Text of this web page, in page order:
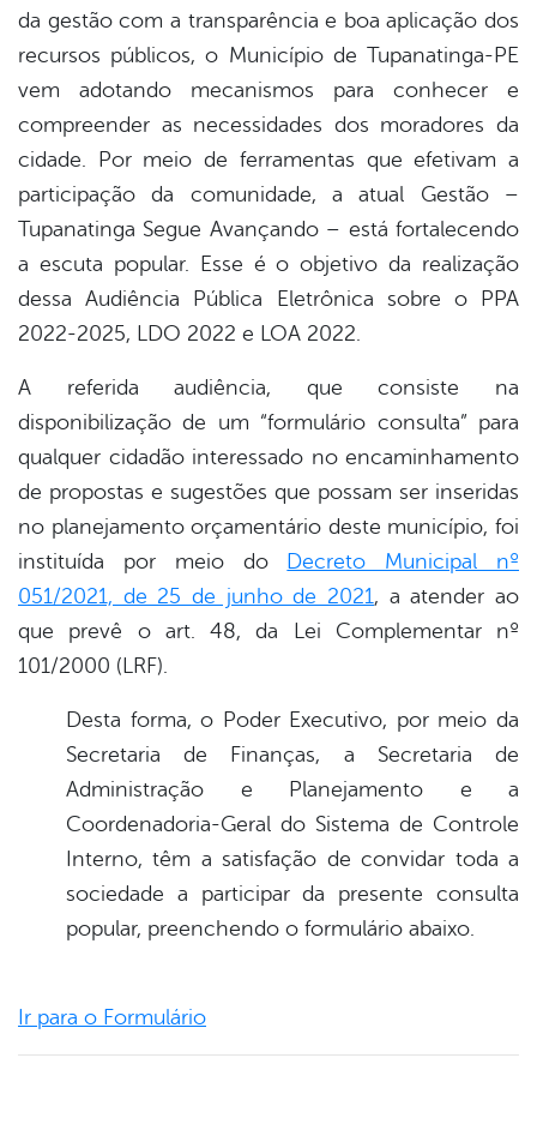
da gestão com a transparência e boa aplicação dos
recursos públicos, o Município de Tupanatinga-PE
vem adotando mecanismos para conhecer e
compreender as necessidades dos moradores da
cidade. Por meio de ferramentas que efetivam a
participação da comunidade, a atual Gestão –
Tupanatinga Segue Avançando – está fortalecendo
a escuta popular. Esse é o objetivo da realização
dessa Audiência Pública Eletrônica sobre o PPA
2022-2025, LDO 2022 e LOA 2022.
A referida audiência, que consiste na
disponibilização de um “formulário consulta” para
qualquer cidadão interessado no encaminhamento
de propostas e sugestões que possam ser inseridas
no planejamento orçamentário deste município, foi
instituída por meio do
Decreto Municipal nº
051/2021, de 25 de junho de 2021, a atender ao
que prevê o art. 48, da Lei Complementar nº
101/2000 (LRF).
Desta forma, o Poder Executivo, por meio da
Secretaria de Finanças, a Secretaria de
Administração e Planejamento e a
Coordenadoria-Geral do Sistema de Controle
Interno, têm a satisfação de convidar toda a
sociedade a participar da presente consulta
popular, preenchendo o formulário abaixo.
Ir para o Formulário